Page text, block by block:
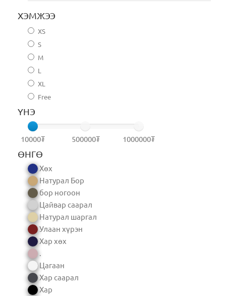
ХЭМЖЭЭ
XS
S
M
L
XL
Free
ҮНЭ
10000₮ 500000₮ 1000000₮
ӨНГӨ
Хөх
Натурал Бор
бор ногоон
Цайвар саарал
Натурал шаргал
Улаан хүрэн
Хар хөх
.
Цагаан
Хар саарал
Хар